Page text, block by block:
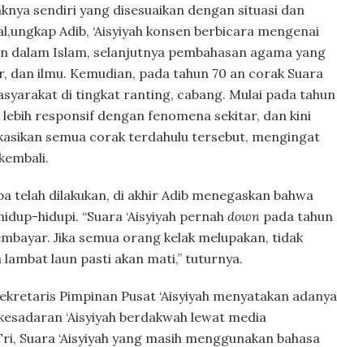
sendiri yang disesuaikan dengan situasi dan
Adib, ‘Aisyiyah konsen berbicara mengenai
dalam Islam, selanjutnya pembahasan agama yang
dan ilmu. Kemudian, pada tahun 70 an corak Suara
di tingkat ranting, cabang. Mulai pada tahun
lebih responsif dengan fenomena sekitar, dan kini
semua corak terdahulu tersebut, mengingat
telah dilakukan, di akhir Adib menegaskan bahwa
hidupi. “Suara ‘Aisyiyah pernah down pada tahun
Jika semua orang kelak melupakan, tidak
lambat laun pasti akan mati,” tuturnya.
Pimpinan Pusat ‘Aisyiyah menyatakan adanya
‘Aisyiyah berdakwah lewat media
Suara ‘Aisyiyah yang masih menggunakan bahasa